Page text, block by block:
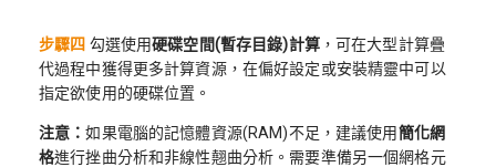
步驟四 勾選使用硬碟空間(暫存目錄)計算，可在大型計算疊
代過程中獲得更多計算資源，在偏好設定或安裝精靈中可以
指定欲使用的硬碟位置。
注意：如果電腦的記憶體資源(RAM)不足，建議使用簡化網
格進行挫曲分析和非線性翹曲分析。需要準備另一個網格元